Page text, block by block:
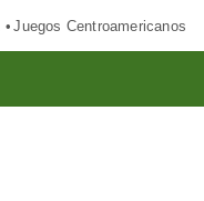
Juegos Centroamericanos